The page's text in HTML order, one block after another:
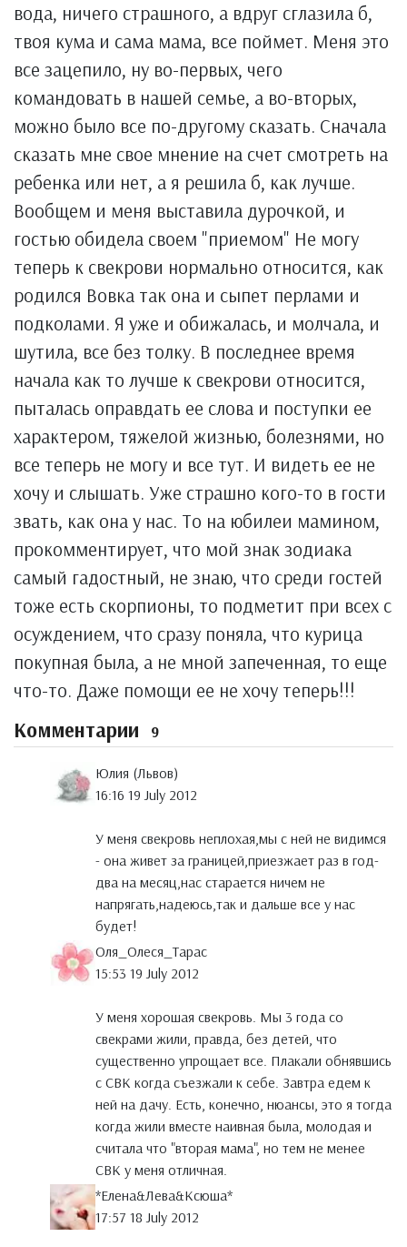
вода, ничего страшного, а вдруг сглазила б,
твоя кума и сама мама, все поймет. Меня это
все зацепило, ну во-первых, чего
командовать в нашей семье, а во-вторых,
можно было все по-другому сказать. Сначала
сказать мне свое мнение на счет смотреть на
ребенка или нет, а я решила б, как лучше.
Вообщем и меня выставила дурочкой, и
гостью обидела своем "приемом" Не могу
теперь к свекрови нормально относится, как
родился Вовка так она и сыпет перлами и
подколами. Я уже и обижалась, и молчала, и
шутила, все без толку. В последнее время
начала как то лучше к свекрови относится,
пыталась оправдать ее слова и поступки ее
характером, тяжелой жизнью, болезнями, но
все теперь не могу и все тут. И видеть ее не
хочу и слышать. Уже страшно кого-то в гости
звать, как она у нас. То на юбилеи мамином,
прокомментирует, что мой знак зодиака
самый гадостный, не знаю, что среди гостей
тоже есть скорпионы, то подметит при всех с
осуждением, что сразу поняла, что курица
покупная была, а не мной запеченная, то еще
что-то. Даже помощи ее не хочу теперь!!!
Комментарии 9
Юлия (Львов)
16:16 19 July 2012
У меня свекровь неплохая,мы с ней не видимся
- она живет за границей,приезжает раз в год-
два на месяц,нас старается ничем не
напрягать,надеюсь,так и дальше все у нас
будет!
Оля_Олеся_Тарас
15:53 19 July 2012
У меня хорошая свекровь. Мы 3 года со
свекрами жили, правда, без детей, что
существенно упрощает все. Плакали обнявшись
с СВК когда съезжали к себе. Завтра едем к
ней на дачу. Есть, конечно, нюансы, это я тогда
когда жили вместе наивная была, молодая и
считала что "вторая мама", но тем не менее
СВК у меня отличная.
*Елена&Лева&Ксюша*
17:57 18 July 2012